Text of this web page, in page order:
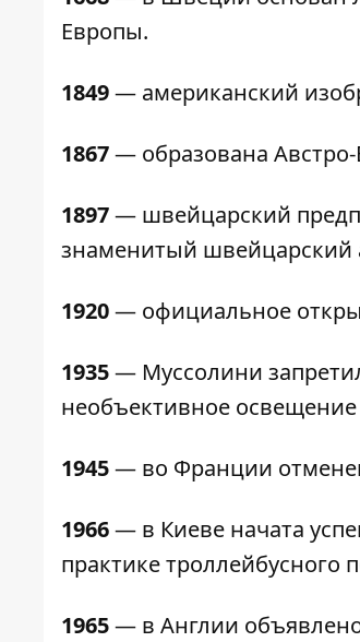
Европы.
1849— американский
1867— образована
1897— швейцарский
знаменитый швейцарский
1920— официальное
1935— Муссолини
необъективное
1945— во Франции
1966— в Киеве начата
практикетроллейбусного
1965— в Англии